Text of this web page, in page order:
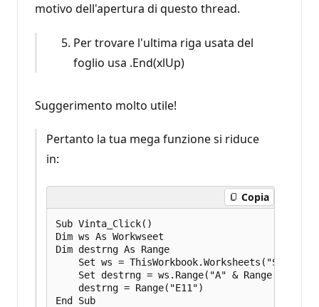
motivo dell'apertura di questo thread.
Per trovare l'ultima riga usata del
foglio usa .End(xlUp)
Suggerimento molto utile!
Pertanto la tua mega funzione si riduce
in:
Copia
Sub Vinta_Click()
Dim ws As Workwseet
Dim destrng As Range
Set ws =
Set destrng = ws.Range("A" & Range("A" &
    destrng = Range("E11")
End Sub